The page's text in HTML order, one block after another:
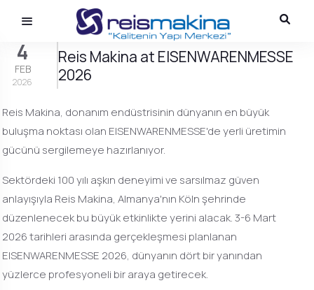
4
FEB
2026
Reis Makina at EISENWARENMESSE
2026
Reis Makina, donanım endüstrisinin dünyanın en büyük
buluşma noktası olan EISENWARENMESSE'de yerli üretimin
gücünü sergilemeye hazırlanıyor.
Sektördeki 100 yılı aşkın deneyimi ve sarsılmaz güven
anlayışıyla Reis Makina, Almanya'nın Köln şehrinde
düzenlenecek bu büyük etkinlikte yerini alacak. 3-6 Mart
2026 tarihleri ​​arasında gerçekleşmesi planlanan
EISENWARENMESSE 2026, dünyanın dört bir yanından
yüzlerce profesyoneli bir araya getirecek.